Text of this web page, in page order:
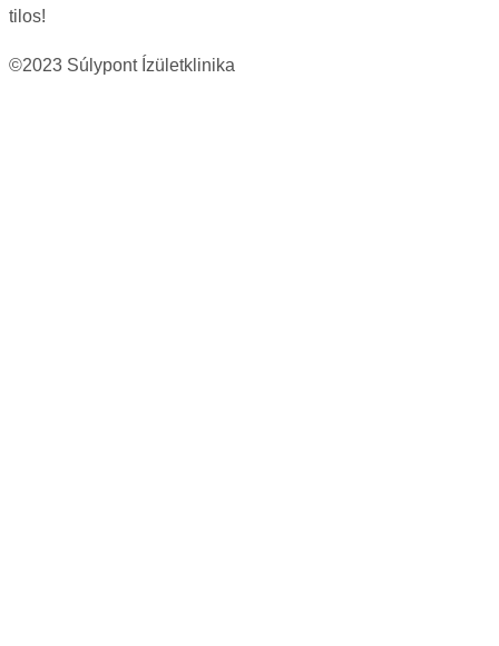
tilos!
©2023 Súlypont Ízületklinika